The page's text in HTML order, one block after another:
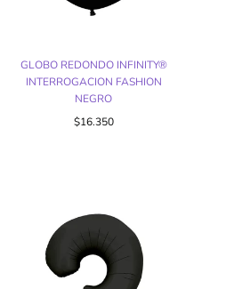
GLOBO REDONDO INFINITY®
INTERROGACION FASHION
NEGRO
Precio
$16.350